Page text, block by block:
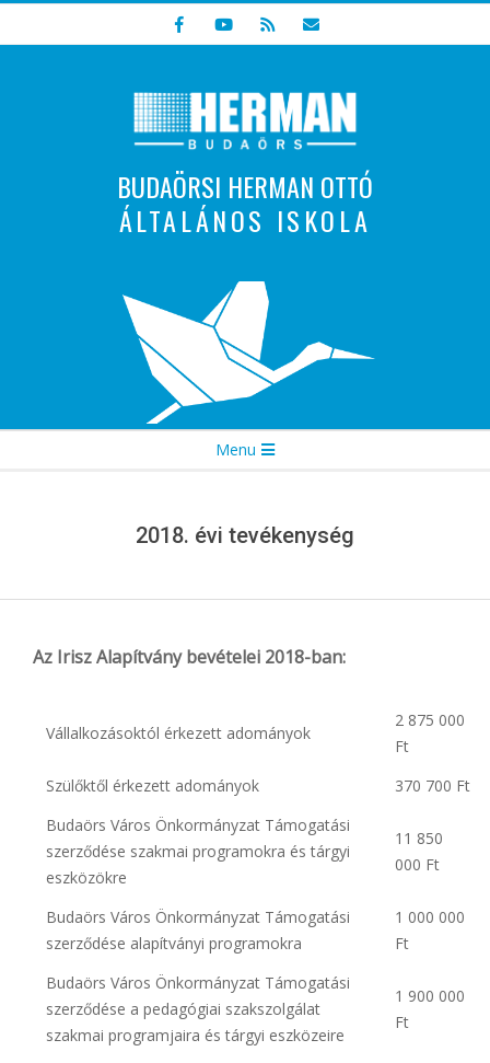
to
BUDAÖRSI HERMAN OTTÓ
ÁLTALÁNOS ISKOLA
Indulunk! Hamarosan újraindul oldalunk!
Menu
2018. évi tevékenység
Az Irisz Alapítvány bevételei 2018-ban:
Vállalkozásoktól érkezett adományok
2 875 000
Ft
Szülőktől érkezett adományok
370 700 Ft
Budaörs Város Önkormányzat Támogatási
szerződése szakmai programokra és tárgyi
eszközökre
11 850
000 Ft
Budaörs Város Önkormányzat Támogatási
szerződése alapítványi programokra
1 000 000
Ft
Budaörs Város Önkormányzat Támogatási
szerződése a pedagógiai szakszolgálat
szakmai programjaira és tárgyi eszközeire
1 900 000
Ft